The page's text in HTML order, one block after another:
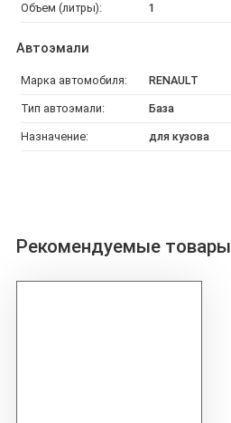
Объем (литры): 1
Автоэмали
Марка автомобиля: RENAULT
Тип автоэмали: База
Назначение: для кузова
Рекомендуемые товары